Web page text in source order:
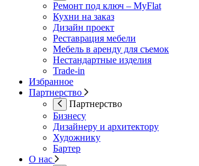
Ремонт под ключ – MyFlat
Кухни на заказ
Дизайн проект
Реставрация мебели
Мебель в аренду для съемок
Нестандартные изделия
Trade-in
Избранное
Партнерство
Партнерство
Бизнесу
Дизайнеру и архитектору
Художнику
Бартер
О нас